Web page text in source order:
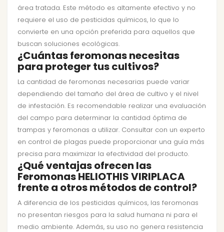
área tratada. Este método es altamente efectivo y no
requiere el uso de pesticidas químicos, lo que lo
convierte en una opción preferida para aquellos que
buscan soluciones ecológicas.
¿Cuántas feromonas necesitas
para proteger tus cultivos?
La cantidad de feromonas necesarias puede variar
dependiendo del tamaño del área de cultivo y el nivel
de infestación. Es recomendable realizar una evaluación
del campo para determinar la cantidad óptima de
trampas y feromonas a utilizar. Consultar con un experto
en control de plagas puede proporcionar una guía más
precisa para maximizar la efectividad del producto.
¿Qué ventajas ofrecen las
Feromonas HELIOTHIS VIRIPLACA
frente a otros métodos de control?
A diferencia de los pesticidas químicos, las feromonas
no presentan riesgos para la salud humana ni para el
medio ambiente. Además, su uso no genera resistencia